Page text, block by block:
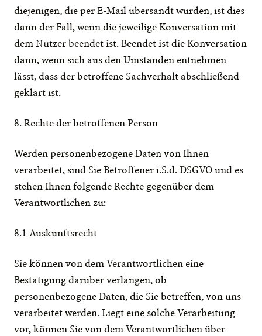
diejenigen, die per E-Mail übersandt wurden, ist dies
dann der Fall, wenn die jeweilige Konversation mit
dem Nutzer beendet ist. Beendet ist die Konversation
dann, wenn sich aus den Umständen entnehmen
lässt, dass der betroffene Sachverhalt abschließend
geklärt ist.
8. Rechte der betroffenen Person
Werden personenbezogene Daten von Ihnen
verarbeitet, sind Sie Betroffener i.S.d. DSGVO und es
stehen Ihnen folgende Rechte gegenüber dem
Verantwortlichen zu:
8.1 Auskunftsrecht
Sie können von dem Verantwortlichen eine
Bestätigung darüber verlangen, ob
personenbezogene Daten, die Sie betreffen, von uns
verarbeitet werden. Liegt eine solche Verarbeitung
vor, können Sie von dem Verantwortlichen über